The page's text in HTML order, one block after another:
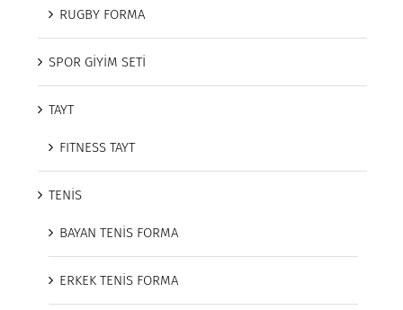
RUGBY FORMA
SPOR GİYİM SETİ
TAYT
FITNESS TAYT
TENİS
BAYAN TENİS FORMA
ERKEK TENİS FORMA